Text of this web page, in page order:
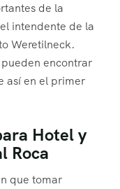
de la
intendente de la
Weretilneck.
encontrar
así en el primer
Hotel y
Roca
que tomar